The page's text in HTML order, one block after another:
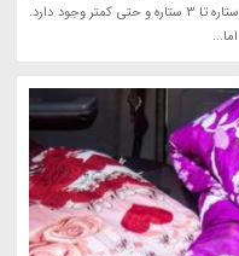
گرجستان محسوب می شود هتل های متنوعی از 5 ستاره تا 3 ستاره و حتی کمتر وجود دارد.